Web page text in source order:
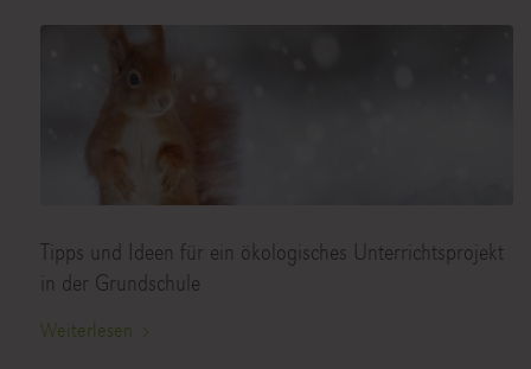
Tipps und Ideen für ein ökologisches Unterrichtsprojekt
in der Grundschule
Weiterlesen